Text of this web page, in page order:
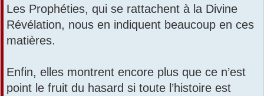
Les Prophéties, qui se rattachent à la Divine
Révélation, nous en indiquent beaucoup en ces
matières.
Enfin, elles montrent encore plus que ce n’est
point le fruit du hasard si toute l’histoire est